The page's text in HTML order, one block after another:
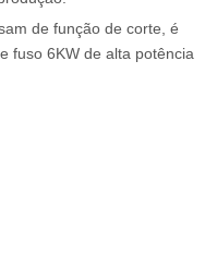
de função de corte, é
fuso 6KW de alta potência